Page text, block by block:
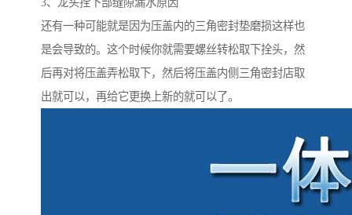
3、龙头拴下部缝隙漏水原因
还有一种可能就是因为压盖内的三角密封垫磨损这样也
是会导致的。这个时候你就需要螺丝转松取下拴头，然
后再对将压盖弄松取下，然后将压盖内侧三角密封店取
出就可以，再给它更换上新的就可以了。